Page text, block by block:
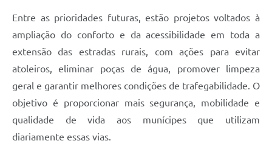
Entre as prioridades futuras, estão projetos voltados à
ampliação do conforto e da acessibilidade em toda a
extensão das estradas rurais, com ações para evitar
atoleiros, eliminar poças de água, promover limpeza
geral e garantir melhores condições de trafegabilidade. O
objetivo é proporcionar mais segurança, mobilidade e
qualidade de vida aos munícipes que utilizam
diariamente essas vias.